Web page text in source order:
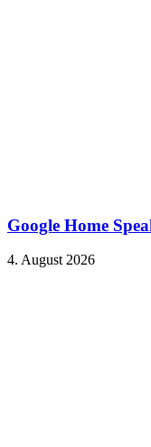
Google Home
4. August 2026